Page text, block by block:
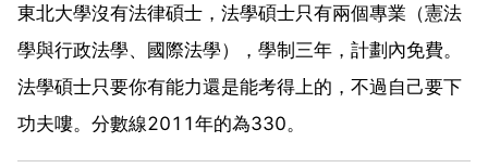
東北大學沒有法律碩士，法學碩士只有兩個專業（憲法
學與行政法學、國際法學），學制三年，計劃內免費。
法學碩士只要你有能力還是能考得上的，不過自己要下
功夫嘍。分數線2011年的為330。